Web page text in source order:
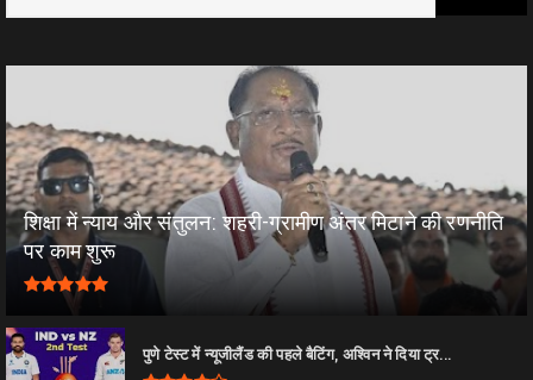
शिक्षा में न्याय और संतुलन: शहरी-ग्रामीण अंतर मिटाने की रणनीति
पर काम शुरू
पुणे टेस्ट में न्यूजीलैंड की पहले बैटिंग, अश्विन ने दिया ट्र...